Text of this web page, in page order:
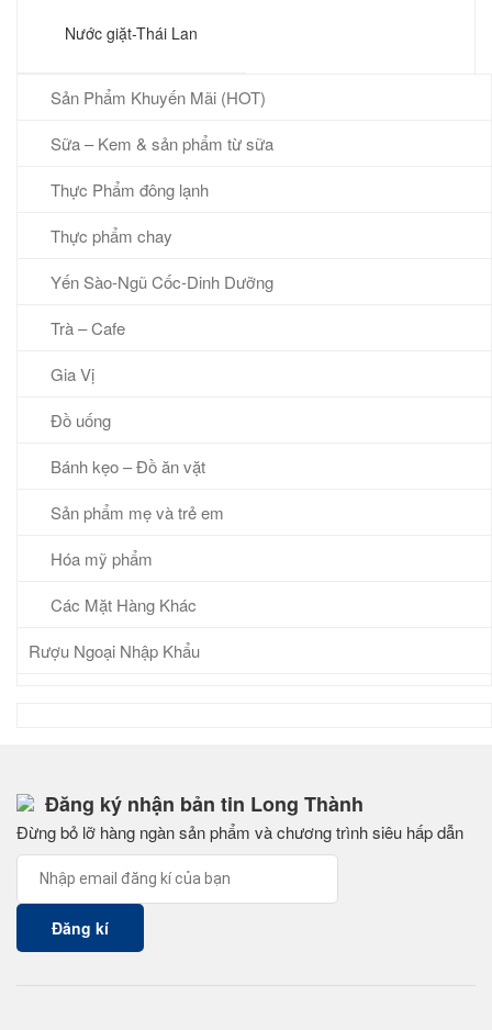
Sản Phẩm Khuyến Mãi (HOT)
Sữa – Kem & sản phẩm từ sữa
Thực Phẩm đông lạnh
Thực phẩm chay
Yến Sào-Ngũ Cốc-Dinh Dưỡng
Trà – Cafe
Gia Vị
Đồ uống
Bánh kẹo – Đồ ăn vặt
Sản phẩm mẹ và trẻ em
Hóa mỹ phẩm
Các Mặt Hàng Khác
Rượu Ngoại Nhập Khẩu
Nước giặt-Thái Lan
Đăng ký nhận bản tin Long Thành
Đừng bỏ lỡ hàng ngàn sản phẩm và chương trình siêu hấp dẫn